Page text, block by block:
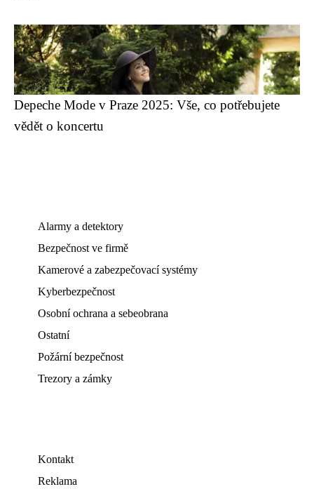
Depeche Mode v Praze 2025: Vše, co potřebujete
vědět o koncertu
Alarmy a detektory
Bezpečnost ve firmě
Kamerové a zabezpečovací systémy
Kyberbezpečnost
Osobní ochrana a sebeobrana
Ostatní
Požární bezpečnost
Trezory a zámky
Kontakt
Reklama